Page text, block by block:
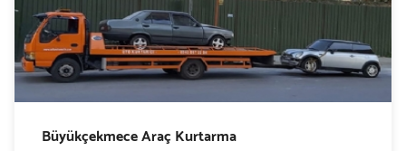
Büyükçekmece Araç Kurtarma